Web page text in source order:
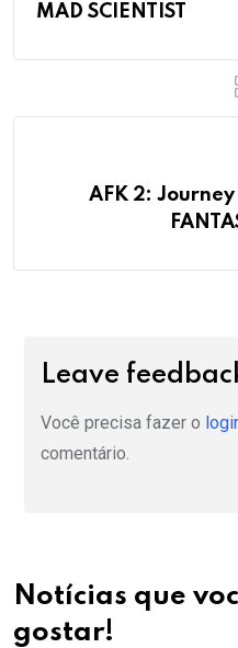
MAD SCIENTIST
AFK 2: Journey
Leave
Você precisa fazer o
comentário.
Notícias que
gostar!